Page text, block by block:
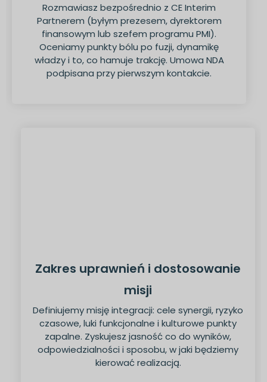
Rozmawiasz bezpośrednio z CE Interim
Partnerem (byłym prezesem, dyrektorem
finansowym lub szefem programu PMI).
Oceniamy punkty bólu po fuzji, dynamikę
władzy i to, co hamuje trakcję. Umowa NDA
podpisana przy pierwszym kontakcie.
Zakres uprawnień i dostosowanie
misji
Definiujemy misję integracji: cele synergii, ryzyko
czasowe, luki funkcjonalne i kulturowe punkty
zapalne. Zyskujesz jasność co do wyników,
odpowiedzialności i sposobu, w jaki będziemy
kierować realizacją.